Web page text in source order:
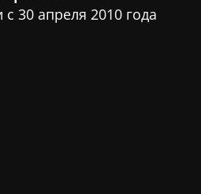
30 апреля 2010 года